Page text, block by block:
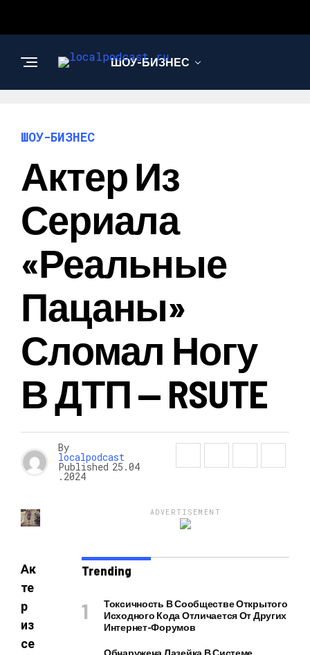
ШОУ-БИЗНЕС
ШОУ-БИЗНЕС
Актер Из
Сериала
«Реальные
Пацаны»
Сломал Ногу
В ДТП‍ — RSUTE
By
localpodcast
Published 25.04
.2024
Ак
те
р
из
се
ADVERTISEMENT
Trending
Токсичность В Сообществе Открытого
Исходного Кода Отличается От Других
Интернет-Форумов
Обнаружена Лазейка В Системе